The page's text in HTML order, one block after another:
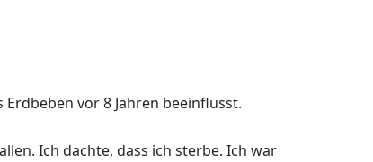
vor 8 Jahren beeinflusst.
Ich dachte, dass ich sterbe. Ich war